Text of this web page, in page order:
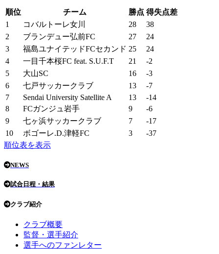
順位 チーム 勝点 得失点差
1
コバルトーレ女川 28
38
2
ブランデュー弘前FC 27
24
3
福島ユナイテッドFCセカンド 25
24
4
一目千本桜FC feat. S.U.F.T 21
-2
5
大山SC 16
-3
6
七戸サッカークラブ 13
-7
7
Sendai University Satellite A 13
-14
8
FCガンジュ岩手 9
-6
9
七ヶ浜サッカークラブ 7
-17
10
ボゴーレ.D.津軽FC 3
-37
順位表を表示
NEWS
試合日程・結果
クラブ紹介
クラブ概要
監督・選手紹介
選手へのファンレター